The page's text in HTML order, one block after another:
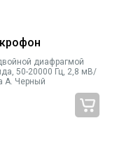
диафрагмой
50-20000 Гц, 2,8 мВ/
А. Черный